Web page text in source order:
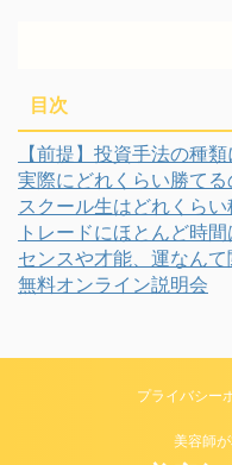
目次
【前提】投資手法の種
実際にどれくらい勝てる
スクール生はどれくら
トレードにほとんど時
センスや才能、運なん
無料オンライン説明会
プライバシー
美容師